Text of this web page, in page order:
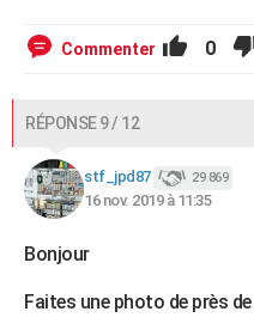
Commenter 0
RÉPONSE 9 / 12
stf_jpd87 29 869
16 nov. 2019 à 11:35
Bonjour
Faites une photo de près